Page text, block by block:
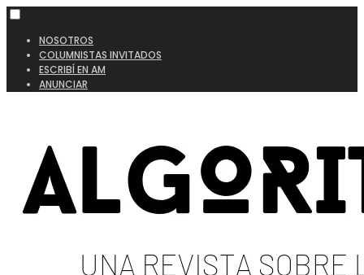
NOSOTROS
COLUMNISTAS INVITADOS
ESCRIBÍ EN AM
ANUNCIAR